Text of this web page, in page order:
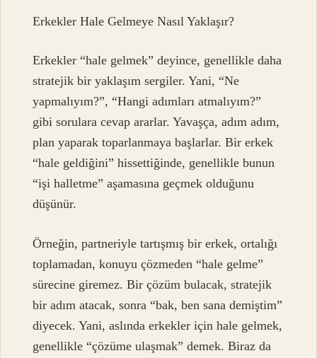
Erkekler Hale Gelmeye Nasıl Yaklaşır?
Erkekler “hale gelmek” deyince, genellikle daha
stratejik bir yaklaşım sergiler. Yani, “Ne
yapmalıyım?”, “Hangi adımları atmalıyım?”
gibi sorulara cevap ararlar. Yavaşça, adım adım,
plan yaparak toparlanmaya başlarlar. Bir erkek
“hale geldiğini” hissettiğinde, genellikle bunun
“işi halletme” aşamasına geçmek olduğunu
düşünür.
Örneğin, partneriyle tartışmış bir erkek, ortalığı
toplamadan, konuyu çözmeden “hale gelme”
sürecine giremez. Bir çözüm bulacak, stratejik
bir adım atacak, sonra “bak, ben sana demiştim”
diyecek. Yani, aslında erkekler için hale gelmek,
genellikle “çözüme ulaşmak” demek. Biraz da